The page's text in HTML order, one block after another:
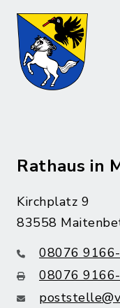
Rathaus in
Kirchplatz 9
83558
08076
08076